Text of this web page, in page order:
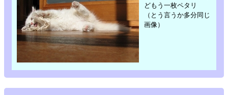
どもう一枚ペタリ
（とう言うか多分同じ
画像）